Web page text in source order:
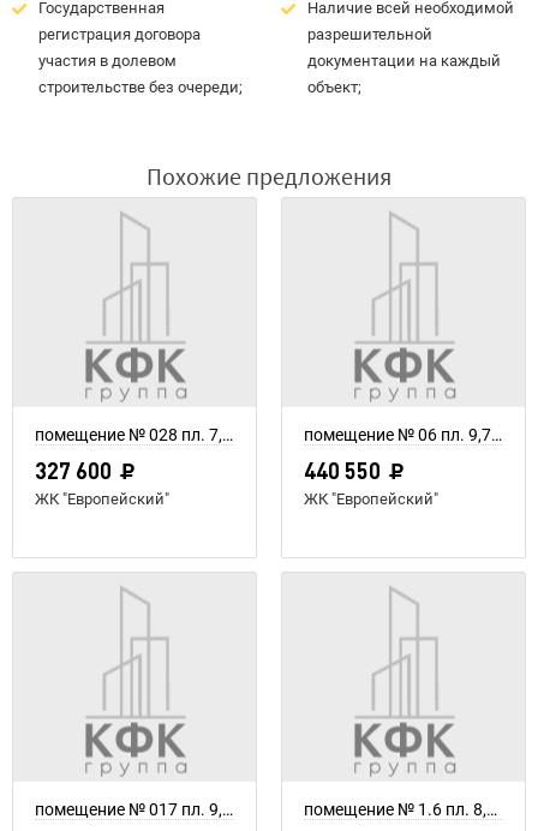
Государственная
регистрация договора
участия в долевом
строительстве без очереди;
Наличие всей необходимой
разрешительной
документации на каждый
объект;
Похожие предложения
помещение № 028 пл. 7,28 м²
327 600
ЖК "Европейский"
помещение № 06 пл. 9,79 м²
440 550
ЖК "Европейский"
помещение № 017 пл. 9,76 м² помещение № 1.6 пл. 8,3 м²